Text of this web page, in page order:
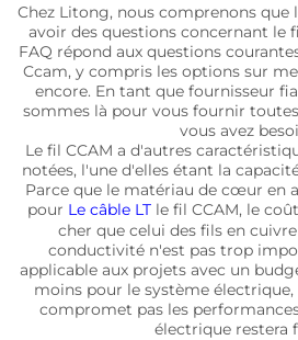
Chez Litong, nous comprenons que
avoir des questions concernant le
FAQ répond aux questions
Ccam, y compris les options sur
encore. En tant que fournisseur
sommes là pour vous fournir
vous avez
Le fil CCAM a d'autres
notées, l'une d'elles étant la
Parce que le matériau de cœur en
pour Le câble LT le fil CCAM, le
cher que celui des fils en
conductivité n'est pas trop
applicable aux projets avec un
moins pour le système
compromet pas les
électrique restera